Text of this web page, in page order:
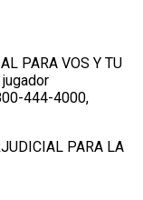
PARA VOS Y TU
444-4000,
PARA LA